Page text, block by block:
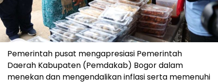
Pemerintah pusat mengapresiasi Pemerintah
Daerah Kabupaten (Pemdakab) Bogor dalam
menekan dan mengendalikan inflasi serta memenuhi